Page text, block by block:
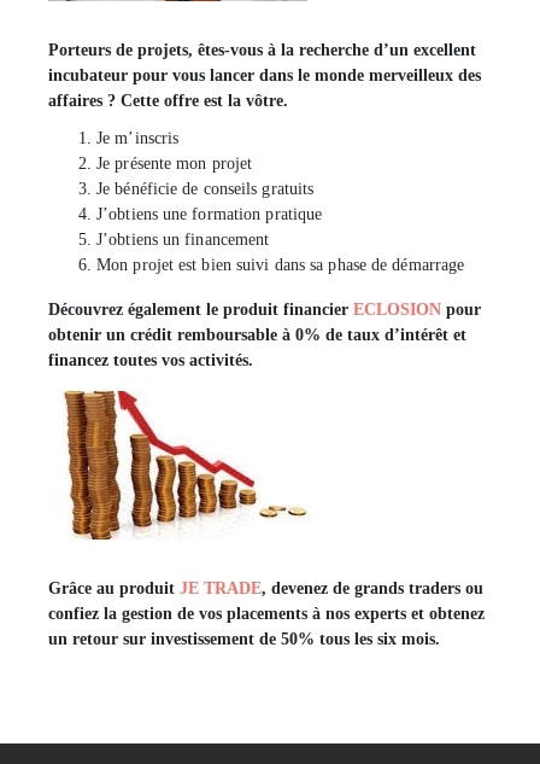
Porteurs de projets, êtes-vous à la recherche d’un excellent
incubateur pour vous lancer dans le monde merveilleux des
affaires ? Cette offre est la vôtre.
Je m’inscris
Je présente mon projet
Je bénéficie de conseils gratuits
J’obtiens une formation pratique
J’obtiens un financement
Mon projet est bien suivi dans sa phase de démarrage
Découvrez également le produit financier ECLOSION pour
obtenir un crédit remboursable à 0% de taux d’intérêt et
financez toutes vos activités.
Grâce au produit JE TRADE, devenez de grands traders ou
confiez la gestion de vos placements à nos experts et obtenez
un retour sur investissement de 50% tous les six mois.